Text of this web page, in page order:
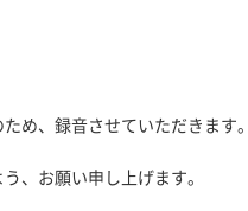
め、録音させていただきます。
、お願い申し上げます。